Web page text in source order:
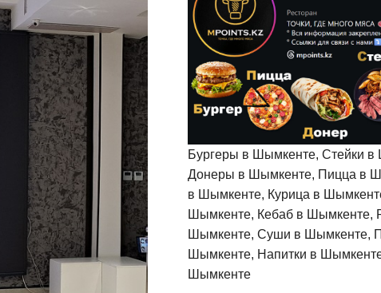
Бургеры в Шымкенте, Стейки в
Донеры в Шымкенте, Пицца в
в Шымкенте, Курица в
Шымкенте, Кебаб в Шымкенте,
Шымкенте, Суши в Шымкенте,
Шымкенте, Напитки в
Шымкенте